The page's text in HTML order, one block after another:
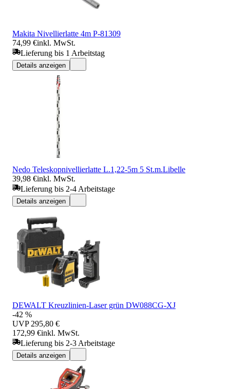
Makita Nivellierlatte 4m P-81309
74,99 €inkl. MwSt.
Lieferung bis 1 Arbeitstag
Details anzeigen
Nedo Teleskopnivellierlatte L.1,22-5m 5 St.m.Libelle
39,98 €inkl. MwSt.
Lieferung bis 2-4 Arbeitstage
Details anzeigen
DEWALT Kreuzlinien-Laser grün DW088CG-XJ
-42 %
UVP 295,80 €
172,99 €inkl. MwSt.
Lieferung bis 2-3 Arbeitstage
Details anzeigen